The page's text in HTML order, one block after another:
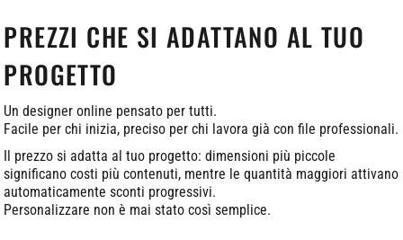
PREZZI CHE SI ADATTANO AL TUO
PROGETTO
Un designer online pensato per tutti.
Facile per chi inizia, preciso per chi lavora già con file professionali.
Il prezzo si adatta al tuo progetto: dimensioni più piccole
significano costi più contenuti, mentre le quantità maggiori attivano
automaticamente sconti progressivi.
Personalizzare non è mai stato così semplice.